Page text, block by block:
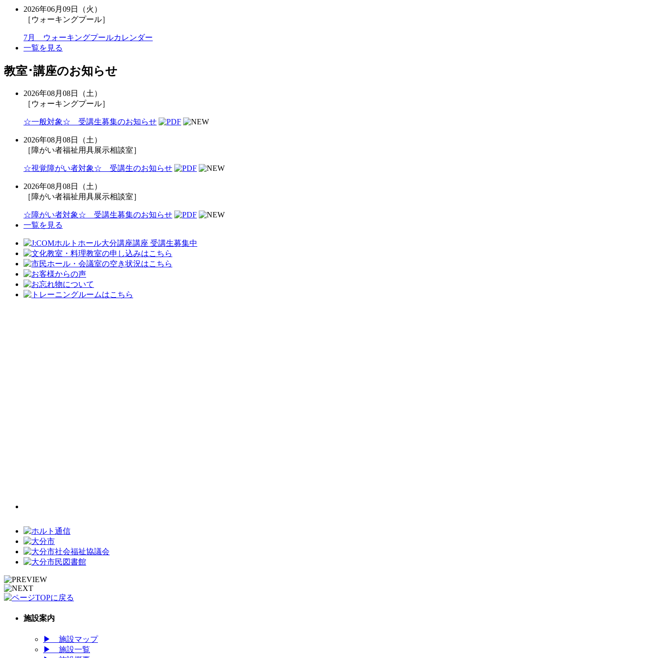
2026年06月09日（火）
［ウォーキングプール］
7月 ウォーキングプールカレンダー
一覧を見る
教室･講座のお知らせ
2026年08月08日（土）
［ウォーキングプール］
☆一般対象☆ 受講生募集のお知らせ
2026年08月08日（土）
［障がい者福祉用具展示相談室］
☆視覚障がい者対象☆ 受講生のお知らせ
2026年08月08日（土）
［障がい者福祉用具展示相談室］
☆障がい者対象☆ 受講生募集のお知らせ
一覧を見る
施設案内
▶ 施設マップ
▶ 施設一覧